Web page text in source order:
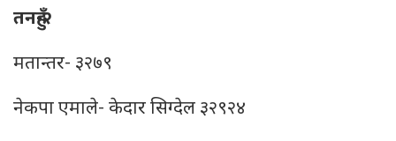
तनहुँ-२
मतान्तर- ३२७९
नेकपा एमाले- केदार सिग्देल ३२९२४